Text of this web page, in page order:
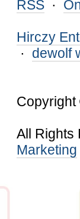
RSS ·
Hirczy
· dewolf
All Rights
Marketing